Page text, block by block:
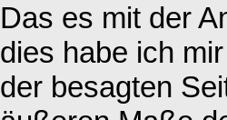
Das es mit der
dies habe ich
der besagten